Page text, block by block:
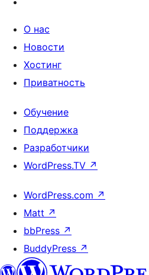
О нас
Новости
Хостинг
Приватность
Обучение
Поддержка
Разработчики
WordPress.TV ↗
WordPress.com ↗
Matt ↗
bbPress ↗
BuddyPress ↗